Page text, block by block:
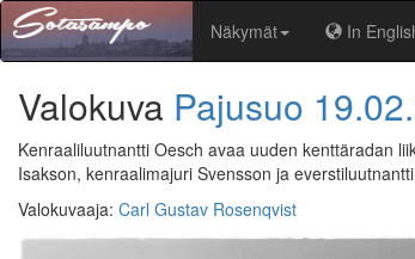
Näkymät In
Valokuva Pajusuo
Kenraaliluutnantti Oesch avaa uuden kenttäradan
Isakson, kenraalimajuri Svensson ja
Valokuvaaja: Carl Gustav Rosenqvist